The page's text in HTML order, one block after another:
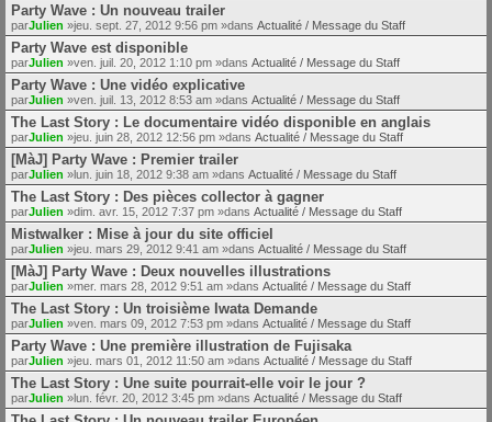
Party Wave : Un nouveau trailer
parJulien »jeu. sept. 27, 2012 9:56 pm »dans Actualité / Message du Staff
Party Wave est disponible
parJulien »ven. juil. 20, 2012 1:10 pm »dans Actualité / Message du Staff
Party Wave : Une vidéo explicative
parJulien »ven. juil. 13, 2012 8:53 am »dans Actualité / Message du Staff
The Last Story : Le documentaire vidéo disponible en anglais
parJulien »jeu. juin 28, 2012 12:56 pm »dans Actualité / Message du Staff
[MàJ] Party Wave : Premier trailer
parJulien »lun. juin 18, 2012 9:38 am »dans Actualité / Message du Staff
The Last Story : Des pièces collector à gagner
parJulien »dim. avr. 15, 2012 7:37 pm »dans Actualité / Message du Staff
Mistwalker : Mise à jour du site officiel
parJulien »jeu. mars 29, 2012 9:41 am »dans Actualité / Message du Staff
[MàJ] Party Wave : Deux nouvelles illustrations
parJulien »mer. mars 28, 2012 9:51 am »dans Actualité / Message du Staff
The Last Story : Un troisième Iwata Demande
parJulien »ven. mars 09, 2012 7:53 pm »dans Actualité / Message du Staff
Party Wave : Une première illustration de Fujisaka
parJulien »jeu. mars 01, 2012 11:50 am »dans Actualité / Message du Staff
The Last Story : Une suite pourrait-elle voir le jour ?
parJulien »lun. févr. 20, 2012 3:45 pm »dans Actualité / Message du Staff